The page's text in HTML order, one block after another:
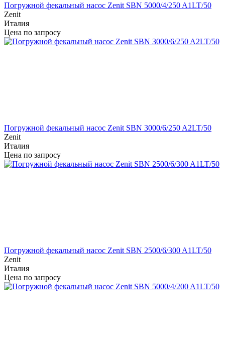
Погружной фекальный насос Zenit SBN 5000/4/250 A1LT/50
Zenit
Италия
Цена по запросу
Погружной фекальный насос Zenit SBN 3000/6/250 A2LT/50
Zenit
Италия
Цена по запросу
Погружной фекальный насос Zenit SBN 2500/6/300 A1LT/50
Zenit
Италия
Цена по запросу